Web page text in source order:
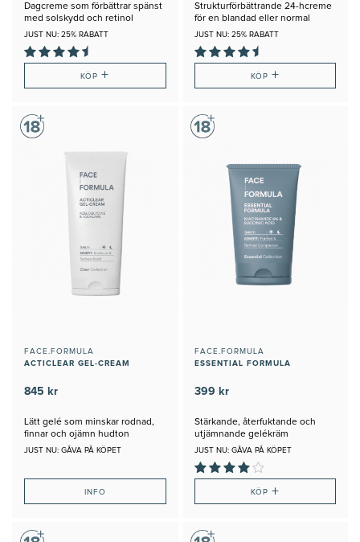
Dagcreme som förbättrar spänst
med solskydd och retinol
JUST NU: 25% RABATT
KÖP+
Strukturförbättrande 24-hcreme
för en blandad eller normal
hudtyp
JUST NU: 25% RABATT
KÖP +
FACE.FORMULA
ACTICLEAR GEL-CREAM
845 kr
Lätt gelé som minskar rodnad,
finnar och ojämn hudton
JUST NU: GÅVA PÅ KÖPET
INFO
FACE.FORMULA
ESSENTIAL FORMULA
399 kr
Stärkande, återfuktande och
utjämnande gelékräm
JUST NU: GÅVA PÅ KÖPET
KÖP +